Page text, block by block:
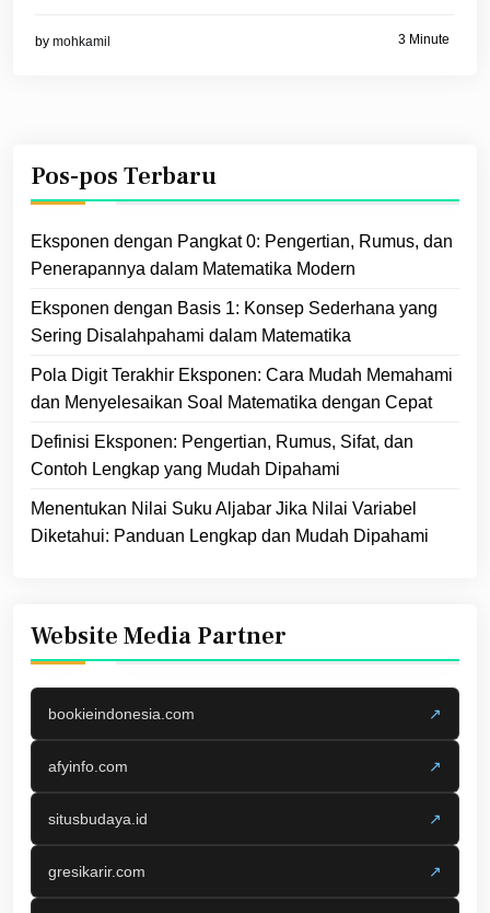
by mohkamil 3 Minute
Pos-pos Terbaru
Eksponen dengan Pangkat 0: Pengertian, Rumus, dan
Penerapannya dalam Matematika Modern
Eksponen dengan Basis 1: Konsep Sederhana yang
Sering Disalahpahami dalam Matematika
Pola Digit Terakhir Eksponen: Cara Mudah Memahami
dan Menyelesaikan Soal Matematika dengan Cepat
Definisi Eksponen: Pengertian, Rumus, Sifat, dan
Contoh Lengkap yang Mudah Dipahami
Menentukan Nilai Suku Aljabar Jika Nilai Variabel
Diketahui: Panduan Lengkap dan Mudah Dipahami
Website Media Partner
bookieindonesia.com ↗
afyinfo.com ↗
situsbudaya.id ↗
gresikarir.com ↗